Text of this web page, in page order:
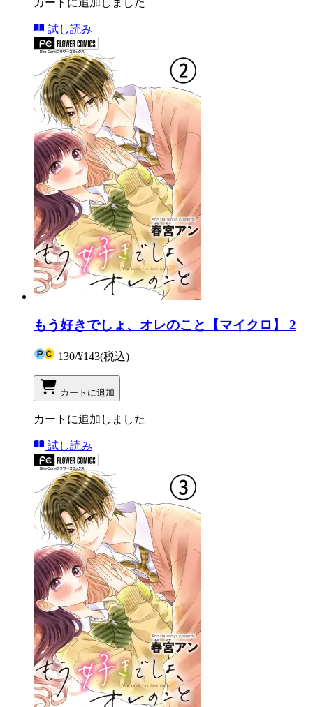
カートに追加しました
試し読み
もう好きでしょ、オレのこと【マイクロ】 2
130/¥143(税込)
カートに追加
カートに追加しました
試し読み